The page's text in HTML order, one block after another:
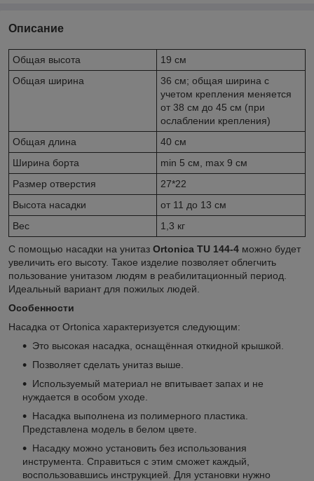
Описание
Общая высота
19 см
Общая ширина
36 см; общая ширина с
учетом крепления меняется
от 38 см до 45 см (при
ослаблении крепления)
Общая длина
40 см
Ширина борта
min 5 см, max 9 см
Размер отверстия
27*22
Высота насадки
от 11 до 13 см
Вес
1,3 кг
С помощью насадки на унитаз Ortonica TU 144-4 можно будет
увеличить его высоту. Такое изделие позволяет облегчить
пользование унитазом людям в реабилитационный период.
Идеальный вариант для пожилых людей.
Особенности
Насадка от Ortonica характеризуется следующим:
Это высокая насадка, оснащённая откидной крышкой.
Позволяет сделать унитаз выше.
Используемый материал не впитывает запах и не
нуждается в особом уходе.
Насадка выполнена из полимерного пластика.
Представлена модель в белом цвете.
Насадку можно установить без использования
инструмента. Справиться с этим сможет каждый,
воспользовавшись инструкцией. Для установки нужно